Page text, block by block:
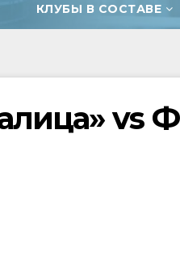
КЛУБЫ В СОСТАВЕ
vs